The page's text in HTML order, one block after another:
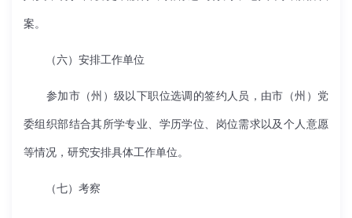
案。
（六）安排工作单位
参加市（州）级以下职位选调的签约人员，由市（州）党
委组织部结合其所学专业、学历学位、岗位需求以及个人意愿
等情况，研究安排具体工作单位。
（七）考察